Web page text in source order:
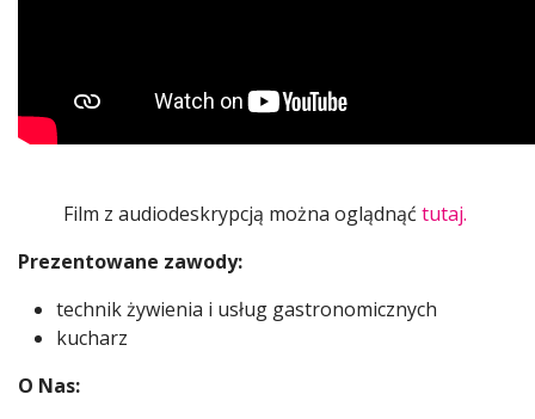
Film z audiodeskrypcją można oglądnąć tutaj.
Prezentowane zawody:
technik żywienia i usług gastronomicznych
kucharz
O Nas: